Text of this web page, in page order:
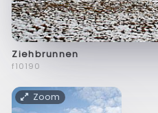
Ziehbrunnen
f10190
Zoom